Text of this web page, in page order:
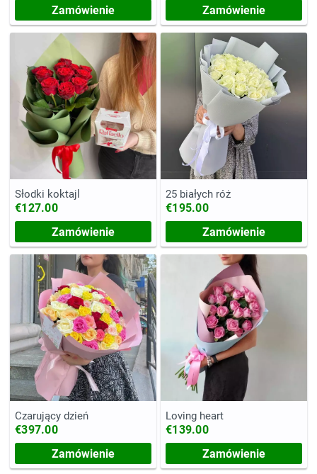
Zamówienie
Zamówienie
Słodki koktajl
€127.00
Zamówienie
25 białych róż
€195.00
Zamówienie
Czarujący dzień
€397.00
Zamówienie
Loving heart
€139.00
Zamówienie